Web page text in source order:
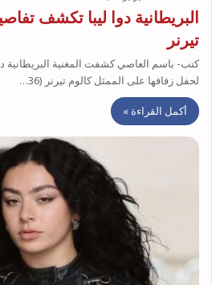
البريطانية دوا ليبا تكشف
تيرنر
لحفل زفافها على الممثل كالوم تيرنر (36…
أكمل القراءة »